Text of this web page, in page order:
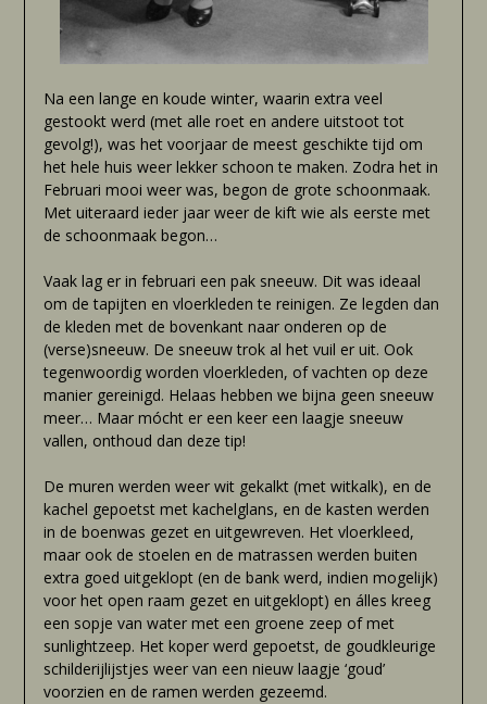
Na een lange en koude winter, waarin extra veel
gestookt werd (met alle roet en andere uitstoot tot
gevolg!), was het voorjaar de meest geschikte tijd om
het hele huis weer lekker schoon te maken. Zodra het in
Februari mooi weer was, begon de grote schoonmaak.
Met uiteraard ieder jaar weer de kift wie als eerste met
de schoonmaak begon…
Vaak lag er in februari een pak sneeuw. Dit was ideaal
om de tapijten en vloerkleden te reinigen. Ze legden dan
de kleden met de bovenkant naar onderen op de
(verse)sneeuw. De sneeuw trok al het vuil er uit. Ook
tegenwoordig worden vloerkleden, of vachten op deze
manier gereinigd. Helaas hebben we bijna geen sneeuw
meer… Maar mócht er een keer een laagje sneeuw
vallen, onthoud dan deze tip!
De muren werden weer wit gekalkt (met witkalk), en de
kachel gepoetst met kachelglans, en de kasten werden
in de boenwas gezet en uitgewreven. Het vloerkleed,
maar ook de stoelen en de matrassen werden buiten
extra goed uitgeklopt (en de bank werd, indien mogelijk)
voor het open raam gezet en uitgeklopt) en álles kreeg
een sopje van water met een groene zeep of met
sunlightzeep. Het koper werd gepoetst, de goudkleurige
schilderijlijstjes weer van een nieuw laagje ‘goud’
voorzien en de ramen werden gezeemd.